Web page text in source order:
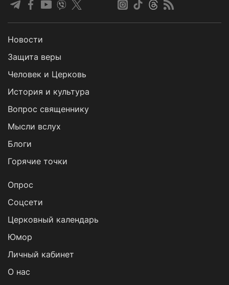
Новости
Защита веры
Человек и Церковь
История и культура
Вопрос священнику
Мысли вслух
Блоги
Горячие точки
Опрос
Cоцсети
Церковный календарь
Юмор
Личный кабинет
О нас